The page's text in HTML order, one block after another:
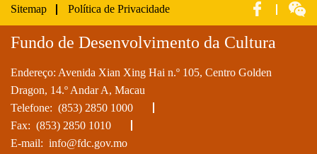
Sitemap Política de Privacidade
Fundo de Desenvolvimento da Cultura
Endereço: Avenida Xian Xing Hai n.º 105, Centro Golden
Dragon, 14.º Andar A, Macau
Telefone: (853) 2850 1000
Fax: (853) 2850 1010
E-mail: info@fdc.gov.mo